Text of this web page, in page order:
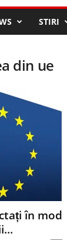
STIRI
din ue
în mod